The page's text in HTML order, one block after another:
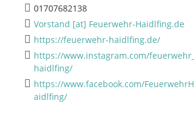
01707682138
Vorstand [at] Feuerwehr-Haidlfing.de
https://feuerwehr-haidlfing.de/
https://www.instagram.com/feuerwehr_
haidlfing/
https://www.facebook.com/FeuerwehrH
aidlfing/